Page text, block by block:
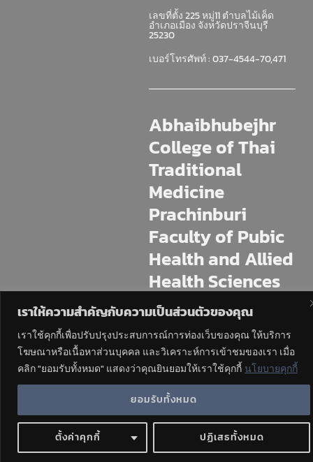
เราให้ความสำคัญกับความเป็นส่วนตัวของคุณ
เราใช้คุกกี้เพื่อปรับปรุงประสบการณ์การท่องเว็บของคุณ ให้บริการ
โฆษณาหรือเนื้อหาส่วนบุคคล และวิเคราะห์การเข้าชมของเรา เมื่อ
คลิก "ยอมรับทั้งหมด" แสดงว่าคุณยินยอมให้เราใช้คุกกี้ นโยบายคุกกี้
ตั้งค่าคุกกี้ ปฏิเสธทั้งหมด
ยอมรับทั้งหมด
เลขที่ตั้ง 225 หมู่11 ตำบลไม้เค็ด
อำเภอเมือง จังหวัดปราจีนบุรี
25230
เบอร์โทรศัพท์ : 037-4544-70,471
Abhaibhubejhr
College of Thai
Traditional
Medicine
Prachinburi
Faculty of Pubic
Health and Allied
Health Sciences
Institute
225 M.11 Mai Khet, Mueang
Prachinburi, Prachin Buri, 25230
Tel : 037-4544-70,471